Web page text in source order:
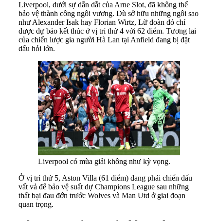
Liverpool, dưới sự dẫn dắt của Arne Slot, đã không thể
bảo vệ thành công ngôi vương. Dù sở hữu những ngôi sao
như Alexander Isak hay Florian Wirtz, Lữ đoàn đỏ chỉ
được dự báo kết thúc ở vị trí thứ 4 với 62 điểm. Tương lai
của chiến lược gia người Hà Lan tại Anfield đang bị đặt
dấu hỏi lớn.
Liverpool có mùa giải không như kỳ vọng.
Ở vị trí thứ 5, Aston Villa (61 điểm) đang phải chiến đấu
vất vả để bảo vệ suất dự Champions League sau những
thất bại đau đớn trước Wolves và Man Utd ở giai đoạn
quan trọng.